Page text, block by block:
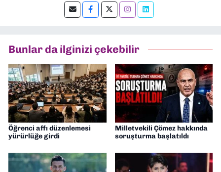
editörlük yapıyorum.
Bunlar da ilginizi çekebilir
Öğrenci affı düzenlemesi
yürürlüğe girdi
Milletvekili Çömez hakkında
soruşturma başlatıldı